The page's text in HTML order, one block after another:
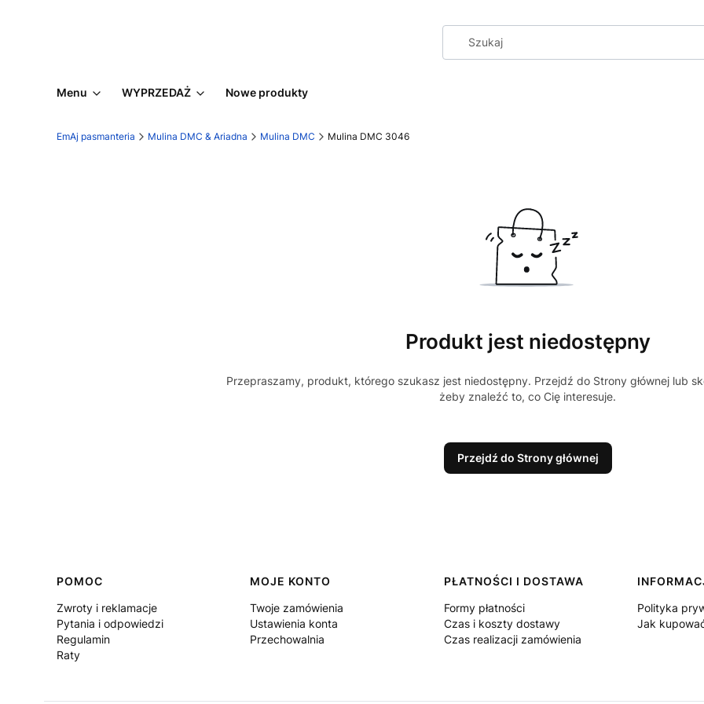
Menu WYPRZEDAŻ Nowe produkty
EmAj pasmanteria Mulina DMC & Ariadna Mulina DMC Mulina DMC 3046
Produkt jest niedostępny
Przepraszamy, produkt, którego szukasz jest niedostępny. Przejdź do Strony głównej lub
żeby znaleźć to, co Cię interesuje.
Przejdź do Strony głównej
Linki w stopce
POMOC
Zwroty i reklamacje
Pytania i odpowiedzi
Regulamin
Raty
MOJE KONTO
Twoje zamówienia
Ustawienia konta
Przechowalnia
PŁATNOŚCI I DOSTAWA
Formy płatności
Czas i koszty dostawy
Czas realizacji zamówienia
Polityka
Jak